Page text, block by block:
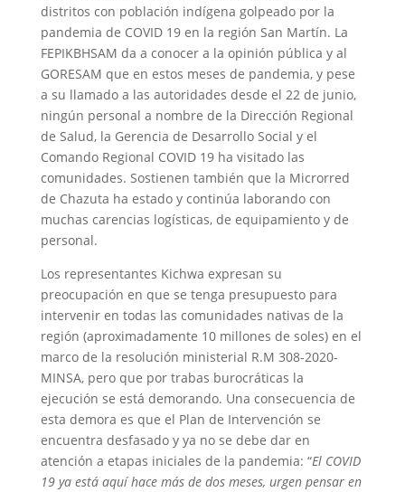
distritos con población indígena golpeado por la
pandemia de COVID 19 en la región San Martín. La
FEPIKBHSAM da a conocer a la opinión pública y al
GORESAM que en estos meses de pandemia, y pese
a su llamado a las autoridades desde el 22 de junio,
ningún personal a nombre de la Dirección Regional
de Salud, la Gerencia de Desarrollo Social y el
Comando Regional COVID 19 ha visitado las
comunidades. Sostienen también que la Microrred
de Chazuta ha estado y continúa laborando con
muchas carencias logísticas, de equipamiento y de
personal.
Los representantes Kichwa expresan su
preocupación en que se tenga presupuesto para
intervenir en todas las comunidades nativas de la
región (aproximadamente 10 millones de soles) en el
marco de la resolución ministerial R.M 308-2020-
MINSA, pero que por trabas burocráticas la
ejecución se está demorando. Una consecuencia de
esta demora es que el Plan de Intervención se
encuentra desfasado y ya no se debe dar en
atención a etapas iniciales de la pandemia: “El COVID
19 ya está aquí hace más de dos meses, urgen pensar en